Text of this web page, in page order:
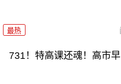
最热
731！特高课还魂！高市